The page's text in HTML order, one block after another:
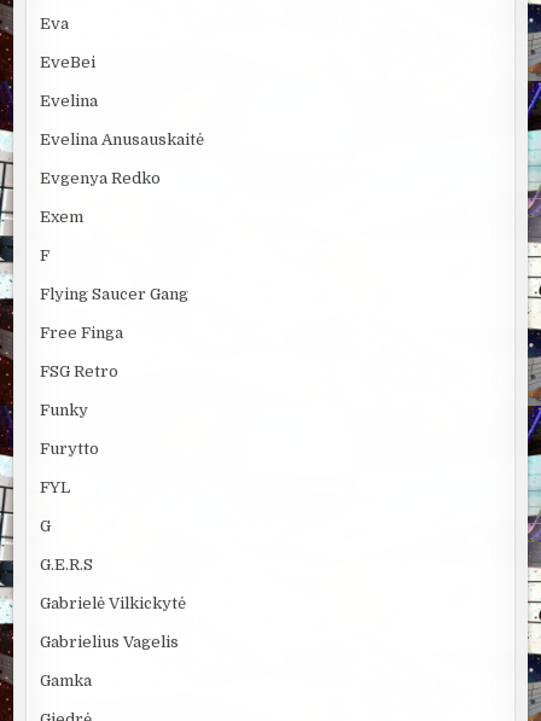
Eva
EveBei
Evelina
Evelina Anusauskaitė
Evgenya Redko
Exem
F
Flying Saucer Gang
Free Finga
FSG Retro
Funky
Furytto
FYL
G
G.E.R.S
Gabrielė Vilkickytė
Gabrielius Vagelis
Gamka